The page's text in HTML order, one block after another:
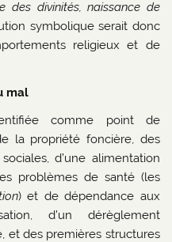
des divinités, naissance de
symbolique serait donc
religieux et de
mal
comme point de
la propriété foncière, des
d’une alimentation
problèmes de santé (les
) et de dépendance aux
d’un dérèglement
et des premières structures